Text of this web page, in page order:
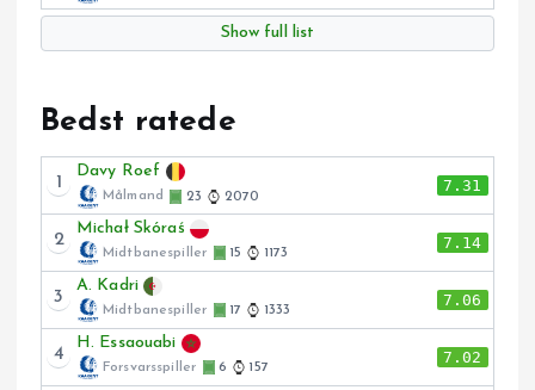
Show full list
Bedst ratede
1
Davy Roef
Målmand 23 2070
7.31
2
Michał Skóraś
Midtbanespiller 15 1173
7.14
3
A. Kadri
Midtbanespiller 17 1333
7.06
4
H. Essaouabi
Forsvarsspiller 6 157
7.02